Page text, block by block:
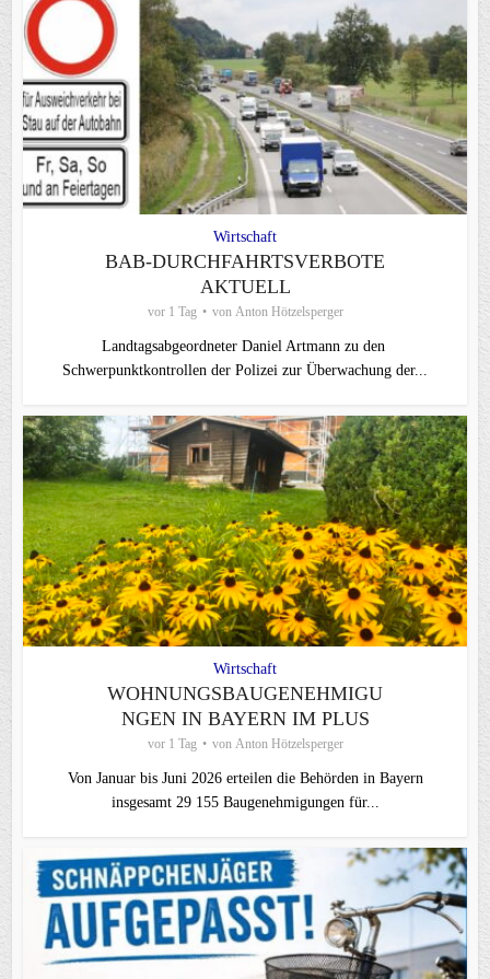
Wirtschaft
BAB-DURCHFAHRTSVERBOTE
AKTUELL
vor 1 Tag von Anton Hötzelsperger
Landtagsabgeordneter Daniel Artmann zu den
Schwerpunktkontrollen der Polizei zur Überwachung der...
Wirtschaft
WOHNUNGSBAUGENEHMIGU
NGEN IN BAYERN IM PLUS
vor 1 Tag von Anton Hötzelsperger
Von Januar bis Juni 2026 erteilen die Behörden in Bayern
insgesamt 29 155 Baugenehmigungen für...